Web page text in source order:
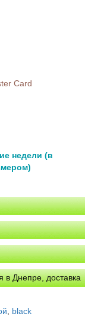
Card
недели (в
в Днепре, доставка
, black